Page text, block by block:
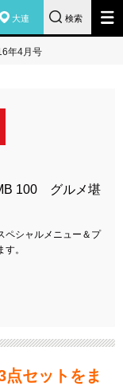
大連 検索
年4月号
100 グルメ堪
ペシャルメニュー＆プ
。
セットをま